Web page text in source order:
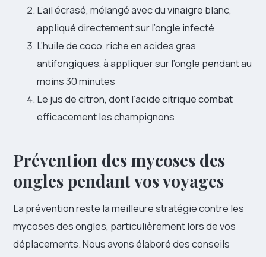
L’ail écrasé, mélangé avec du vinaigre blanc,
appliqué directement sur l’ongle infecté
L’huile de coco, riche en acides gras
antifongiques, à appliquer sur l’ongle pendant au
moins 30 minutes
Le jus de citron, dont l’acide citrique combat
efficacement les champignons
Prévention des mycoses des
ongles pendant vos voyages
La prévention reste la meilleure stratégie contre les
mycoses des ongles, particulièrement lors de vos
déplacements. Nous avons élaboré des conseils